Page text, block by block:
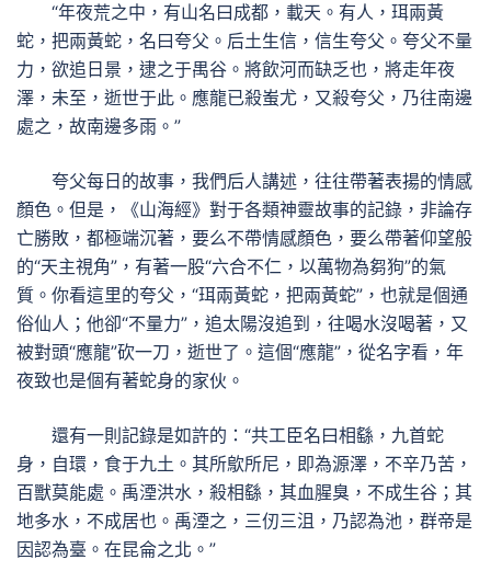
“年夜荒之中，有山名曰成都，載天。有人，珥兩黃
蛇，把兩黃蛇，名曰夸父。后土生信，信生夸父。夸父不量
力，欲追日景，逮之于禺谷。將飲河而缺乏也，將走年夜
澤，未至，逝世于此。應龍已殺蚩尤，又殺夸父，乃往南邊
處之，故南邊多雨。”
夸父每日的故事，我們后人講述，往往帶著表揚的情感
顏色。但是，《山海經》對于各類神靈故事的記錄，非論存
亡勝敗，都極端沉著，要么不帶情感顏色，要么帶著仰望般
的“天主視角”，有著一股“六合不仁，以萬物為芻狗”的氣
質。你看這里的夸父，“珥兩黃蛇，把兩黃蛇”，也就是個通
俗仙人；他卻“不量力”，追太陽沒追到，往喝水沒喝著，又
被對頭“應龍”砍一刀，逝世了。這個“應龍”，從名字看，年
夜致也是個有著蛇身的家伙。
還有一則記錄是如許的：“共工臣名曰相繇，九首蛇
身，自環，食于九土。其所歍所尼，即為源澤，不辛乃苦，
百獸莫能處。禹湮洪水，殺相繇，其血腥臭，不成生谷；其
地多水，不成居也。禹湮之，三仞三沮，乃認為池，群帝是
因認為臺。在昆侖之北。”